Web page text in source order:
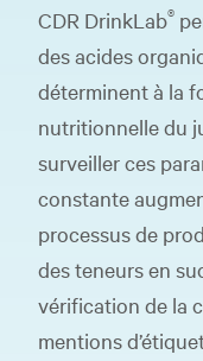
CDR DrinkLab®
des acides
déterminent à la
nutritionnelle du
surveiller ces
constante
processus de
des teneurs en
vérification de la
mentions